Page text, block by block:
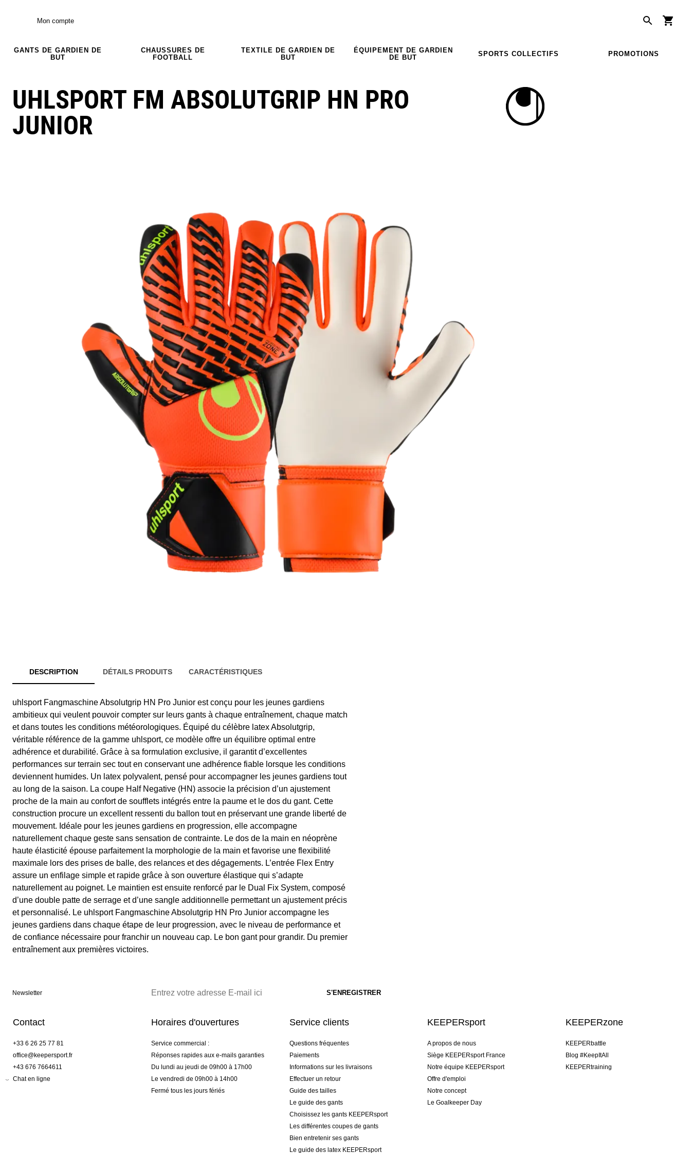
Mon compte
GANTS DE GARDIEN DE
BUT
CHAUSSURES DE
FOOTBALL
TEXTILE DE GARDIEN DE
BUT
ÉQUIPEMENT DE GARDIEN
DE BUT
SPORTS COLLECTIFS PROMOTIONS
UHLSPORT FM ABSOLUTGRIP HN PRO
JUNIOR
DESCRIPTION DÉTAILS PRODUITS CARACTÉRISTIQUES
uhlsport Fangmaschine Absolutgrip HN Pro Junior est conçu pour les jeunes gardiens
ambitieux qui veulent pouvoir compter sur leurs gants à chaque entraînement, chaque match
et dans toutes les conditions météorologiques. Équipé du célèbre latex Absolutgrip,
véritable référence de la gamme uhlsport, ce modèle offre un équilibre optimal entre
adhérence et durabilité. Grâce à sa formulation exclusive, il garantit d’excellentes
performances sur terrain sec tout en conservant une adhérence fiable lorsque les conditions
deviennent humides. Un latex polyvalent, pensé pour accompagner les jeunes gardiens tout
au long de la saison. La coupe Half Negative (HN) associe la précision d’un ajustement
proche de la main au confort de soufflets intégrés entre la paume et le dos du gant. Cette
construction procure un excellent ressenti du ballon tout en préservant une grande liberté de
mouvement. Idéale pour les jeunes gardiens en progression, elle accompagne
naturellement chaque geste sans sensation de contrainte. Le dos de la main en néoprène
haute élasticité épouse parfaitement la morphologie de la main et favorise une flexibilité
maximale lors des prises de balle, des relances et des dégagements. L’entrée Flex Entry
assure un enfilage simple et rapide grâce à son ouverture élastique qui s’adapte
naturellement au poignet. Le maintien est ensuite renforcé par le Dual Fix System, composé
d’une double patte de serrage et d’une sangle additionnelle permettant un ajustement précis
et personnalisé. Le uhlsport Fangmaschine Absolutgrip HN Pro Junior accompagne les
jeunes gardiens dans chaque étape de leur progression, avec le niveau de performance et
de confiance nécessaire pour franchir un nouveau cap. Le bon gant pour grandir. Du premier
entraînement aux premières victoires.
Newsletter
Contact
+33 6 26 25 77 81
office@keepersport.fr
+43 676 7664611
Chat en ligne
Horaires d'ouvertures
Service commercial :
Réponses rapides aux e-mails garanties
Du lundi au jeudi de 09h00 à 17h00
Le vendredi de 09h00 à 14h00
Fermé tous les jours fériés
Service clients
Questions fréquentes
Paiements
Informations sur les livraisons
Effectuer un retour
Guide des tailles
Le guide des gants
Choisissez les gants KEEPERsport
Les différentes coupes de gants
Bien entretenir ses gants
Le guide des latex KEEPERsport
KEEPERsport
A propos de nous
Siège KEEPERsport France
Notre équipe KEEPERsport
Offre d'emploi
Notre concept
Le Goalkeeper Day
KEEPERzone
KEEPERbattle
Blog #KeepItAll
KEEPERtraining